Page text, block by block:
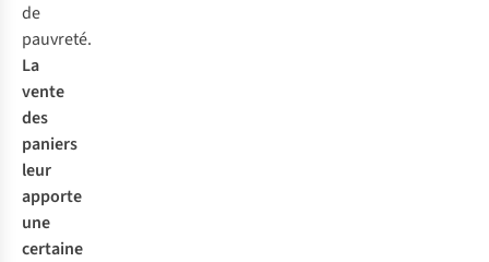
de
pauvreté.
La
vente
des
paniers
leur
apporte
une
certaine